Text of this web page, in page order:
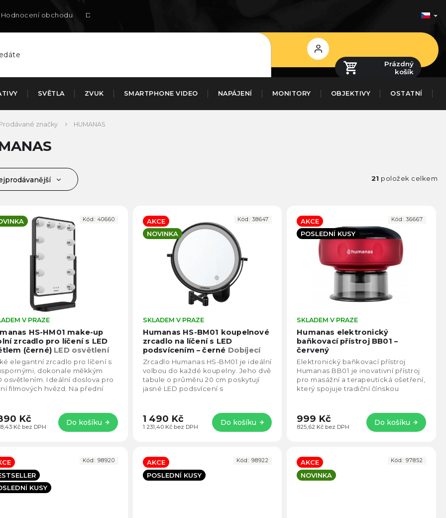
Hodnocení obchodu Doručení na SK
Přihlášení
Prázdný
košík
SVĚTLA ZVUK SMARTPHONE VIDEO NAPÁJENÍ MONITORY OBJEKTIVY OSTATNÍ
značky HUMANAS
21 položek celkem
HS-HM01 make-up
zrcadlo pro líčení s LED
(černé) LED osvětlení
Nastavitelná teplota i
Průměrné
hodnocení
produktu
hvězdiček.
V PRAZE
Kč bez DPH
Kč Do košíku
elegantní zrcadlo pro líčení s
dokonale měkkým
osvětlením. Ideální doslova pro
filmových hvězd. Na přední
Kód: 40660
AKCE
NOVINKA
Humanas HS-BM01 koupelnové
zrcadlo na líčení s LED
podsvícením – černé Dobíjecí
baterie: 2000 mAh, šroubení v
obsahu balení
Průměrné
hodnocení
produktu
4,4
hvězdiček.
SKLADEM V PRAZE
1 231,40 Kč bez DPH
1 490 Kč Do košíku
Zrcadlo Humanas HS-BM01 je ideální
volbou do každé koupelny. Jeho dvě
tabule o průměru 20 cm poskytují
jasné LED podsvícení s
Kód:38647
AKCE
POSLEDNÍ KUSY
Humanas elektronický
baňkovací přístroj BB01 –
červený
SKLADEM V PRAZE
825,62 Kč bez DPH
999 Kč Do košíku
Elektronický baňkovací přístroj
Humanas BB01 je inovativní přístroj
pro masážní a terapeutická ošetření,
který spojuje tradiční čínskou
Kód:36667
KUSY
Kód: 98920
AKCE
POSLEDNÍ KUSY
Kód:98922
AKCE
NOVINKA
Kód: 97852